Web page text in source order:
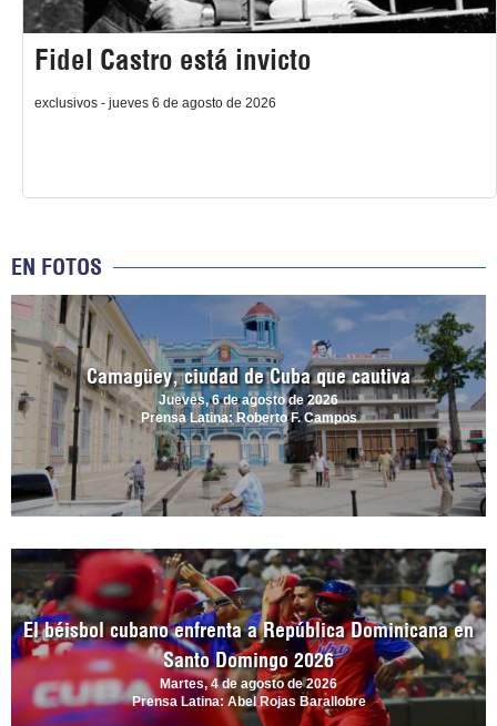
Fidel Castro está invicto
exclusivos - jueves 6 de agosto de 2026
EN FOTOS
Camagüey, ciudad de Cuba que cautiva
Jueves, 6 de agosto de 2026
Prensa Latina: Roberto F. Campos
El béisbol cubano enfrenta a República Dominicana en
Santo Domingo 2026
Martes, 4 de agosto de 2026
Prensa Latina: Abel Rojas Barallobre